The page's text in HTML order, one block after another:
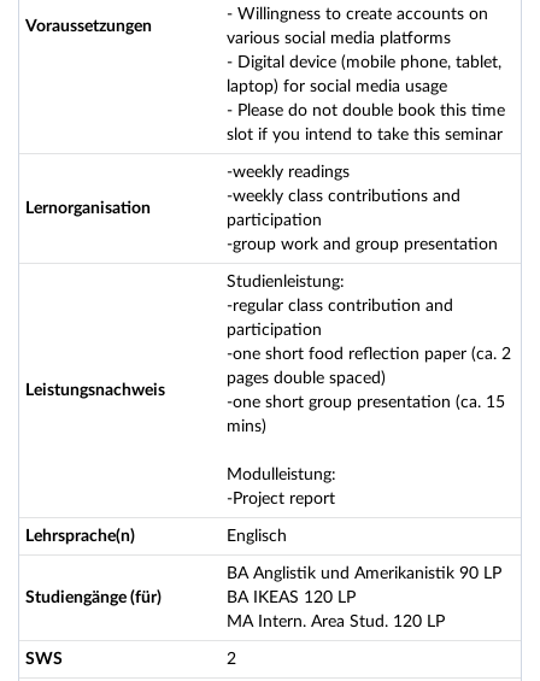
Voraussetzungen
- Willingness to create accounts on
various social media platforms
- Digital device (mobile phone, tablet,
laptop) for social media usage
- Please do not double book this time
slot if you intend to take this seminar
Lernorganisation
-weekly readings
-weekly class contributions and
participation
-group work and group presentation
Leistungsnachweis
Studienleistung:
-regular class contribution and
participation
-one short food reflection paper (ca. 2
pages double spaced)
-one short group presentation (ca. 15
mins)
Modulleistung:
-Project report
Lehrsprache(n) Englisch
Studiengänge (für)
BA Anglistik und Amerikanistik 90 LP
BA IKEAS 120 LP
MA Intern. Area Stud. 120 LP
SWS 2